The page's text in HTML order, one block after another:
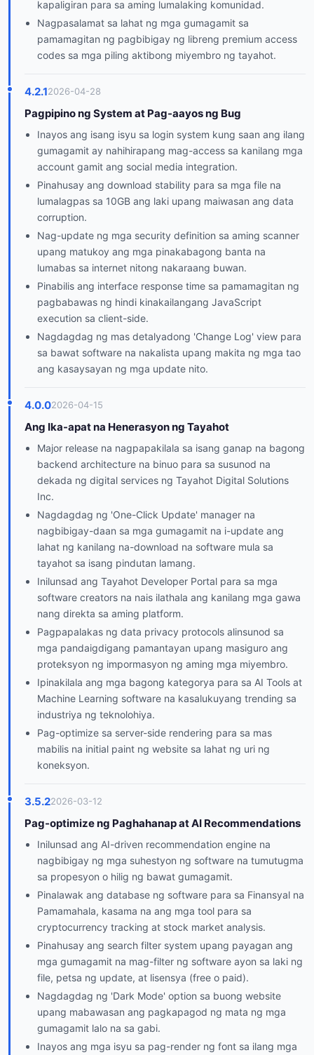
kapaligiran para sa aming lumalaking komunidad.
Nagpasalamat sa lahat ng mga gumagamit sa
pamamagitan ng pagbibigay ng libreng premium access
codes sa mga piling aktibong miyembro ng tayahot.
4.2.12026-04-28
Pagpipino ng System at Pag-aayos ng Bug
Inayos ang isang isyu sa login system kung saan ang ilang
gumagamit ay nahihirapang mag-access sa kanilang mga
account gamit ang social media integration.
Pinahusay ang download stability para sa mga file na
lumalagpas sa 10GB ang laki upang maiwasan ang data
corruption.
Nag-update ng mga security definition sa aming scanner
upang matukoy ang mga pinakabagong banta na
lumabas sa internet nitong nakaraang buwan.
Pinabilis ang interface response time sa pamamagitan ng
pagbabawas ng hindi kinakailangang JavaScript
execution sa client-side.
Nagdagdag ng mas detalyadong 'Change Log' view para
sa bawat software na nakalista upang makita ng mga tao
ang kasaysayan ng mga update nito.
4.0.02026-04-15
Ang Ika-apat na Henerasyon ng Tayahot
Major release na nagpapakilala sa isang ganap na bagong
backend architecture na binuo para sa susunod na
dekada ng digital services ng Tayahot Digital Solutions
Inc.
Nagdagdag ng 'One-Click Update' manager na
nagbibigay-daan sa mga gumagamit na i-update ang
lahat ng kanilang na-download na software mula sa
tayahot sa isang pindutan lamang.
Inilunsad ang Tayahot Developer Portal para sa mga
software creators na nais ilathala ang kanilang mga gawa
nang direkta sa aming platform.
Pagpapalakas ng data privacy protocols alinsunod sa
mga pandaigdigang pamantayan upang masiguro ang
proteksyon ng impormasyon ng aming mga miyembro.
Ipinakilala ang mga bagong kategorya para sa AI Tools at
Machine Learning software na kasalukuyang trending sa
industriya ng teknolohiya.
Pag-optimize sa server-side rendering para sa mas
mabilis na initial paint ng website sa lahat ng uri ng
koneksyon.
3.5.22026-03-12
Pag-optimize ng Paghahanap at AI Recommendations
Inilunsad ang AI-driven recommendation engine na
nagbibigay ng mga suhestyon ng software na tumutugma
sa propesyon o hilig ng bawat gumagamit.
Pinalawak ang database ng software para sa Finansyal na
Pamamahala, kasama na ang mga tool para sa
cryptocurrency tracking at stock market analysis.
Pinahusay ang search filter system upang payagan ang
mga gumagamit na mag-filter ng software ayon sa laki ng
file, petsa ng update, at lisensya (free o paid).
Nagdagdag ng 'Dark Mode' option sa buong website
upang mabawasan ang pagkapagod ng mata ng mga
gumagamit lalo na sa gabi.
Inayos ang mga isyu sa pag-render ng font sa ilang mga